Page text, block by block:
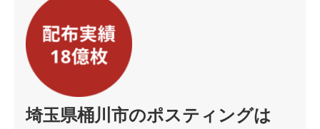
埼玉県桶川市のポスティングは